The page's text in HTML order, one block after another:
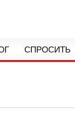
СПРОСИТЬ